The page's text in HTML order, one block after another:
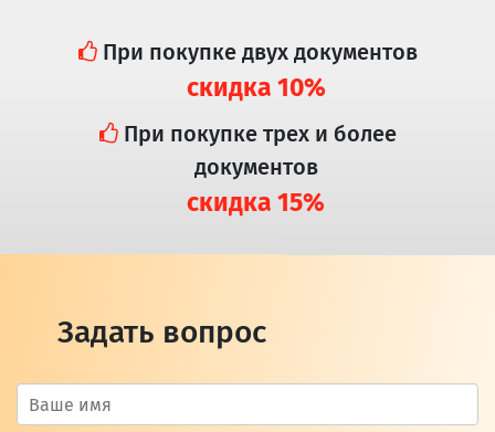
При покупке двух документов
скидка 10%
При покупке трех и более
документов
скидка 15%
Задать вопрос